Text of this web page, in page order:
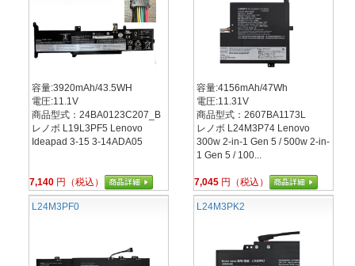
容量:3920mAh/43.5WH
電圧:11.1V
商品型式：24BA0123C207_B
レノボ L19L3PF5 Lenovo
Ideapad 3-15 3-14ADA05
7,140 円（税込）
容量:4156mAh/47Wh
電圧:11.31V
商品型式：2607BA1173L
レノボ L24M3P74 Lenovo
300w 2-in-1 Gen 5 / 500w 2-in-
1 Gen 5 / 100...
7,045 円（税込）
L24M3PF0 L24M3PK2